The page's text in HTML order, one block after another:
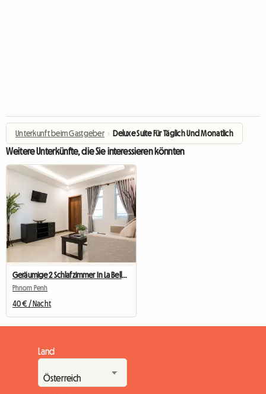
Unterkunft beim Gastgeber › Deluxe Suite Für Täglich Und Monatlich
Weitere Unterkünfte, die Sie interessieren könnten
Phnom Penh
40 € / Nacht
Land